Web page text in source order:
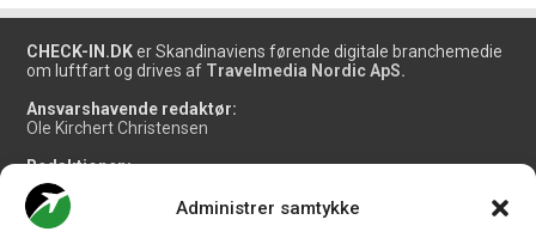
Administrer samtykke
CHECK-IN.DK er Skandinaviens førende digitale branchemedie
om luftfart og drives af Travelmedia Nordic ApS.
Ansvarshavende redaktør:
Ole Kirchert Christensen
Redaktionen:
Christian Granhøj Skouboe
Henrik Baumgarten
Danny Longhi Andreasen